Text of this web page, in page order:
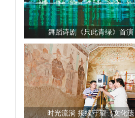
舞蹈诗剧《只此青绿》首演
时光流淌 接续守望（文化遗